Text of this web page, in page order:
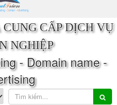
CẤP DỊCH VỤ
NGHIỆP
- Domain name -